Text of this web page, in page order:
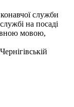
служби
на посаді
мовою,